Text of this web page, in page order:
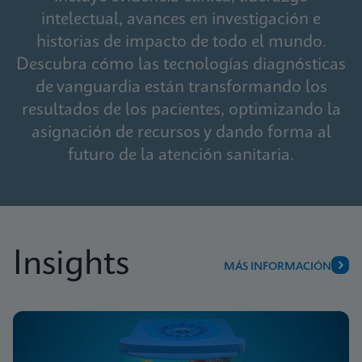
intelectual, avances en investigación e
historias de impacto de todo el mundo.
Descubra cómo las tecnologías diagnósticas
de vanguardia están transformando los
resultados de los pacientes, optimizando la
asignación de recursos y dando forma al
futuro de la atención sanitaria.
Insights MÁS INFORMACIÓN